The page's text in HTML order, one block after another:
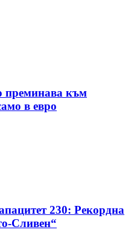
преминава към
в евро
230: Рекордна
Сливен“